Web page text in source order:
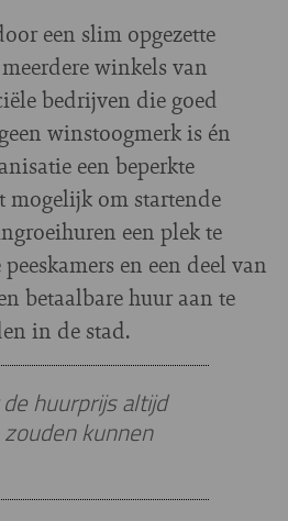
een slim opgezette
winkels van
bedrijven die goed
winstoogmerk is én
een beperkte
mogelijk om startende
een plek te
en een deel van
betaalbare huur aan te
in de stad.
huurprijs altijd
kunnen